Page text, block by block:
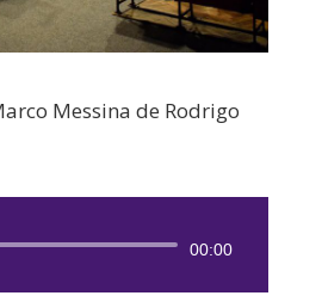
Messina de Rodrigo
Reproductor
00:00